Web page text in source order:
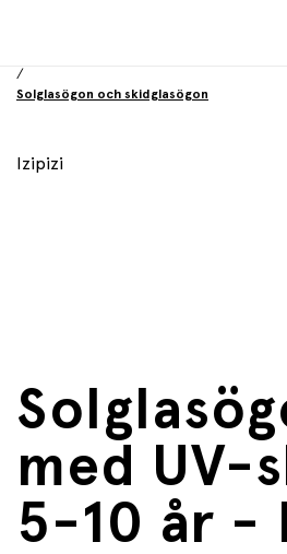
/
Solglasögon och skidglasögon
Izipizi
med UV-
5-10 år -